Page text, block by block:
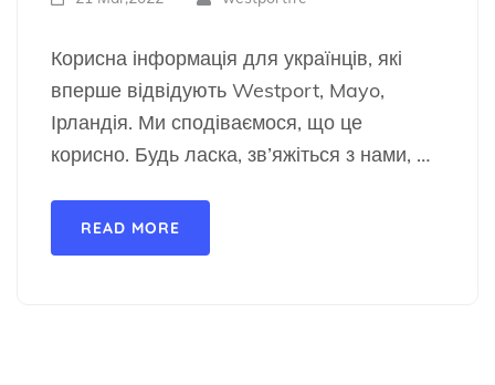
Корисна інформація для українців, які
вперше відвідують Westport, Mayo,
Ірландія. Ми сподіваємося, що це
корисно. Будь ласка, зв’яжіться з нами, …
READ MORE